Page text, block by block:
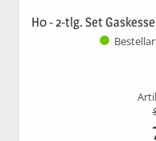
H0 - 2-tlg. Set